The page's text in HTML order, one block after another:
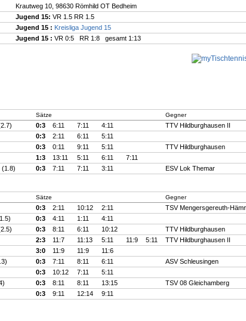
Krautweg 10, 98630 Römhild OT Bedheim
Jugend 15: VR 1.5 RR 1.5
Jugend 15 : Kreisliga Jugend 15
Jugend 15 : VR 0:5 RR 1:8 gesamt 1:13
Sätze Gegner
0:3 6:11 7:11 4:11 TTV Hildburghausen II
0:3 2:11 6:11
5:11
0:3 0:11 9:11 5:11 TTV Hildburghausen
1:3 13:11 5:11 6:11
7:11
(1.8) 0:3 7:11 7:11 3:11 ESV Lok Themar
Sätze Gegner
0:3 2:11 10:12 2:11 TSV Mengersgereuth-
0:3 4:11 1:11
4:11
0:3 8:11 6:11 10:12 TTV Hildburghausen
2:3 11:7 11:13 5:11 11:9 5:11 TTV Hildburghausen II
3:0 11:9 11:9
11:6
0:3 7:11 8:11 6:11 ASV Schleusingen
0:3 10:12 7:11
5:11
0:3 8:11 8:11 13:15 TSV 08 Gleichamberg
0:3 9:11 12:14 9:11